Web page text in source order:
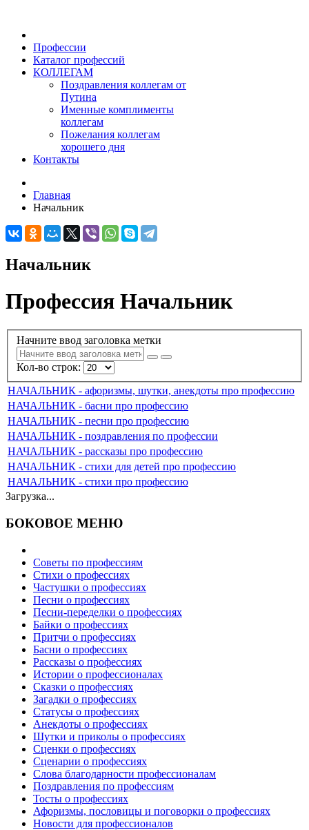
Профессии
Каталог профессий
КОЛЛЕГАМ
Поздравления коллегам от
Путина
Именные комплименты
коллегам
Пожелания коллегам
хорошего дня
Контакты
Главная
Начальник
Начальник
Профессия Начальник
Начните ввод заголовка метки
Кол-во строк:
НАЧАЛЬНИК - афоризмы, шутки, анекдоты про профессию
НАЧАЛЬНИК - басни про профессию
НАЧАЛЬНИК - песни про профессию
НАЧАЛЬНИК - поздравления по профессии
НАЧАЛЬНИК - рассказы про профессию
НАЧАЛЬНИК - стихи для детей про профессию
НАЧАЛЬНИК - стихи про профессию
Загрузка...
БОКОВОЕ МЕНЮ
Советы по профессиям
Стихи о профессиях
Частушки о профессиях
Песни о профессиях
Песни-переделки о профессиях
Байки о профессиях
Притчи о профессиях
Басни о профессиях
Рассказы о профессиях
Истории о профессионалах
Сказки о профессиях
Загадки о профессиях
Статусы о профессиях
Анекдоты о профессиях
Шутки и приколы о профессиях
Сценки о профессиях
Сценарии о профессиях
Слова благодарности профессионалам
Поздравления по профессиям
Тосты о профессиях
Афоризмы, пословицы и поговорки о профессиях
Новости для профессионалов